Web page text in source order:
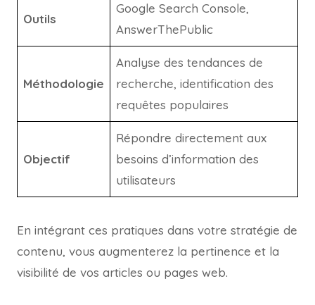
Outils
Google Search Console,
AnswerThePublic
Méthodologie
Analyse des tendances de
recherche, identification des
requêtes populaires
Objectif
Répondre directement aux
besoins d’information des
utilisateurs
En intégrant ces pratiques dans votre stratégie de
contenu, vous augmenterez la pertinence et la
visibilité de vos articles ou pages web.